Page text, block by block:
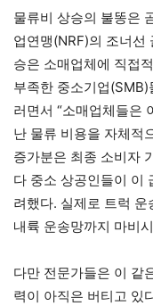
물류비 상승의 불똥은
업연맹(NRF)의 조너선
승은 소매업체에 직접
부족한 중소기업
러면서 “소매업체들은
난 물류 비용을 자체적
증가분은 최종 소비자
다 중소 상공인들이 이
려했다. 실제로 트럭
내륙 운송망까지 마비
다만 전문가들은 이 같
력이 아직은 버티고 있